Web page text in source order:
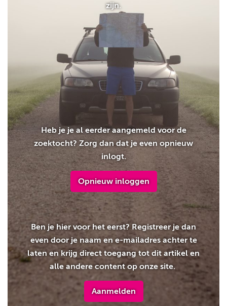
zijn.
Heb je je al eerder aangemeld voor de
zoektocht? Zorg dan dat je even opnieuw
inlogt.
Opnieuw inloggen
Ben je hier voor het eerst? Registreer je dan
even door je naam en e-mailadres achter te
laten en krijg direct toegang tot dit artikel en
alle andere content op onze site.
Aanmelden